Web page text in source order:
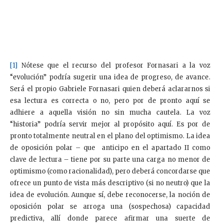
[1] Nótese que el recurso del profesor Fornasari a la voz
“evolución” podría sugerir una idea de progreso, de avance.
Será el propio Gabriele Fornasari quien deberá aclararnos si
esa lectura es correcta o no, pero por de pronto aquí se
adhiere a aquella visión no sin mucha cautela. La voz
“historia” podría servir mejor al propósito aquí. Es por de
pronto totalmente neutral en el plano del optimismo. La idea
de oposición polar – que anticipo en el apartado II como
clave de lectura – tiene por su parte una carga no menor de
optimismo (como racionalidad), pero deberá concordarse que
ofrece un punto de vista más descriptivo (si no neutro) que la
idea de evolución. Aunque sí, debe reconocerse, la noción de
oposición polar se arroga una (sospechosa) capacidad
predictiva, allí donde parece afirmar una suerte de